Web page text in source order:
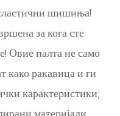
шишиња!
за кога сте
Овие палта не само
како ракавица и ги
карактеристики;